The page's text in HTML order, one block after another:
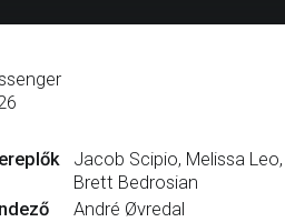
Jacob Scipio, Melissa
Brett Bedrosian
André Øvredal